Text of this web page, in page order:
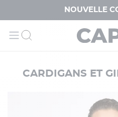
NOUVELLE
CARDIGANS ET